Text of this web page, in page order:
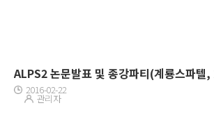
ALPS2 논문발표 및 종강파티(계룡스파
2016-02-22
관리자